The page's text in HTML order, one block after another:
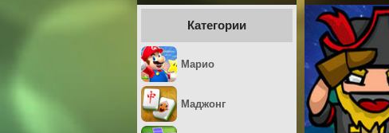
Категории
Марио
Маджонг